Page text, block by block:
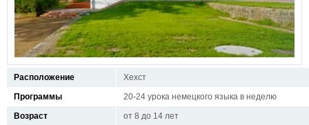
Расположение
Хехст
Программы
20-24 урока немецкого языка в неделю
Возраст
от 8 до 14 лет